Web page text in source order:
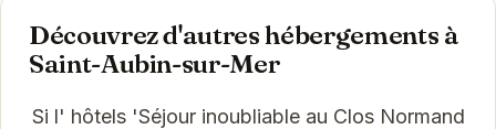
Découvrez d'autres hébergements à
Saint-Aubin-sur-Mer
Si l' hôtels 'Séjour inoubliable au Clos Normand